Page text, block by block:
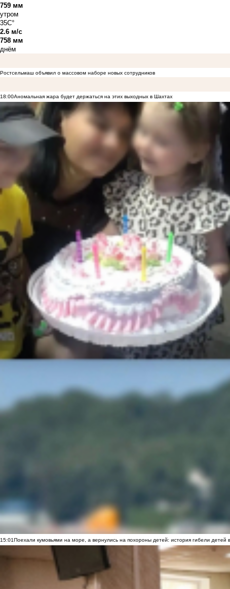
759 мм
утром
35C°
2.6 м/с
758 мм
днём
Ростсельмаш объявил о массовом наборе новых сотрудников
18:00Аномальная жара будет держаться на этих выходных в Шахтах
15:01Поехали кумовьями на море, а вернулись на похороны детей: история гибели детей